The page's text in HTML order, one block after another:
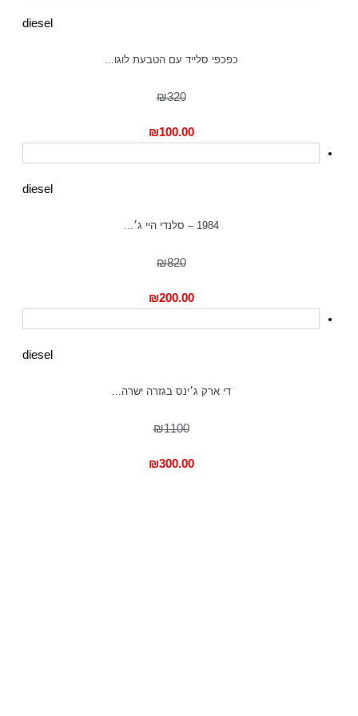
diesel
כפכפי סלייד עם הטבעת לוגו...
₪320
₪100.00
diesel
1984 – סלנדי היי ג׳...
₪820
₪200.00
diesel
די ארק ג׳ינס בגזרה ישרה...
₪1100
₪300.00